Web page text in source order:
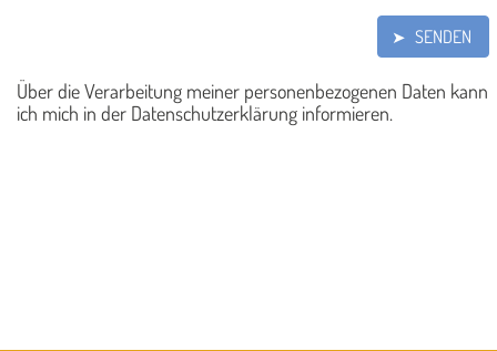
➤ SENDEN
Über die Verarbeitung meiner personenbezogenen Daten kann
ich mich in der Datenschutzerklärung informieren.